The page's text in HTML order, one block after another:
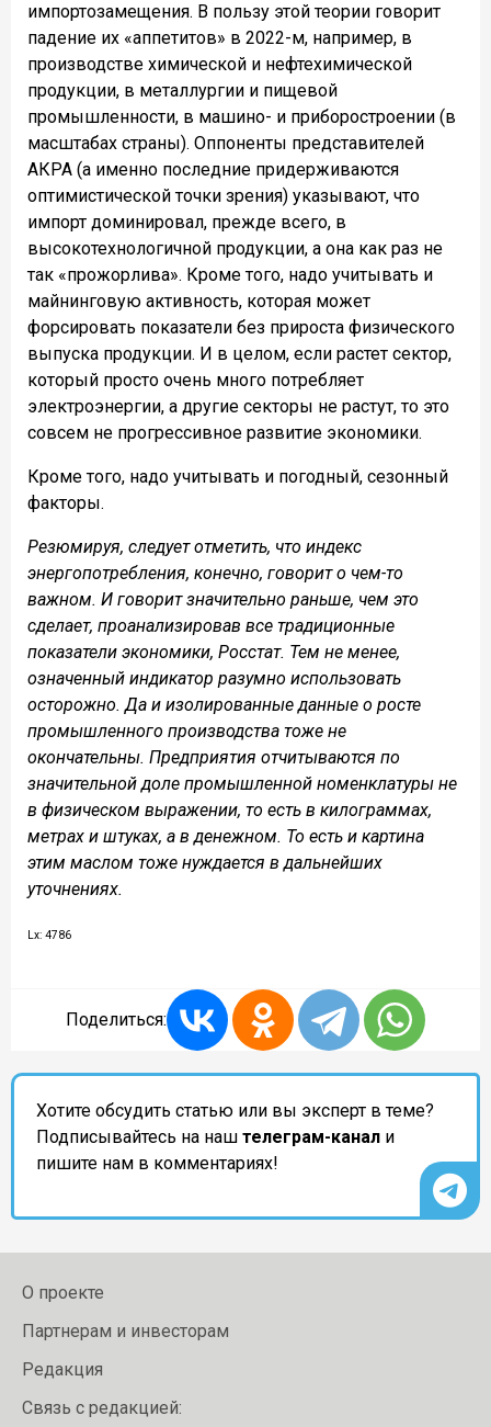
импортозамещения. В пользу этой теории говорит
падение их «аппетитов» в 2022-м, например, в
производстве химической и нефтехимической
продукции, в металлургии и пищевой
промышленности, в машино- и приборостроении (в
масштабах страны). Оппоненты представителей
АКРА (а именно последние придерживаются
оптимистической точки зрения) указывают, что
импорт доминировал, прежде всего, в
высокотехнологичной продукции, а она как раз не
так «прожорлива». Кроме того, надо учитывать и
майнинговую активность, которая может
форсировать показатели без прироста физического
выпуска продукции. И в целом, если растет сектор,
который просто очень много потребляет
электроэнергии, а другие секторы не растут, то это
совсем не прогрессивное развитие экономики.
Кроме того, надо учитывать и погодный, сезонный
факторы.
Резюмируя, следует отметить, что индекс
энергопотребления, конечно, говорит о чем-то
важном. И говорит значительно раньше, чем это
сделает, проанализировав все традиционные
показатели экономики, Росстат. Тем не менее,
означенный индикатор разумно использовать
осторожно. Да и изолированные данные о росте
промышленного производства тоже не
окончательны. Предприятия отчитываются по
значительной доле промышленной номенклатуры не
в физическом выражении, то есть в килограммах,
метрах и штуках, а в денежном. То есть и картина
этим маслом тоже нуждается в дальнейших
уточнениях.
Lx: 4786
Поделиться:
Хотите обсудить статью или вы эксперт в теме?
Подписывайтесь на наш телеграм-канал и
пишите нам в комментариях!
О проекте
Партнерам и инвесторам
Редакция
Связь с редакцией: